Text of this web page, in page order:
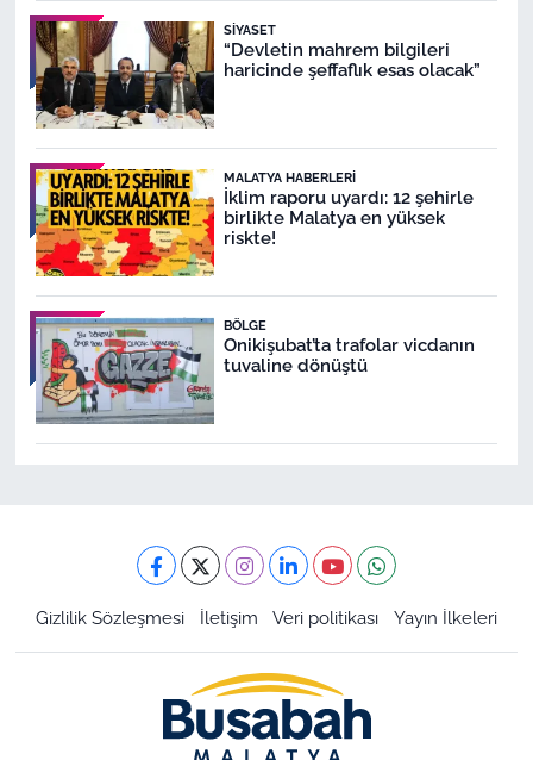
SIYASET
“Devletin mahrem bilgileri
haricinde şeffaflık esas olacak”
MALATYA HABERLERI
İklim raporu uyardı: 12 şehirle
birlikte Malatya en yüksek
riskte!
BÖLGE
Onikişubat’ta trafolar vicdanın
tuvaline dönüştü
Gizlilik Sözleşmesi İletişim Veri politikası Yayın İlkeleri